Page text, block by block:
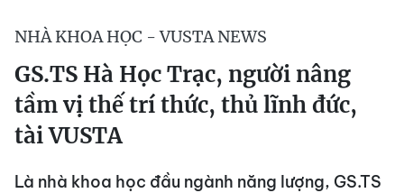
NHÀ KHOA HỌC - VUSTA NEWS
GS.TS Hà Học Trạc, người nâng
tầm vị thế trí thức, thủ lĩnh đức,
tài VUSTA
Là nhà khoa học đầu ngành năng lượng, GS.TS